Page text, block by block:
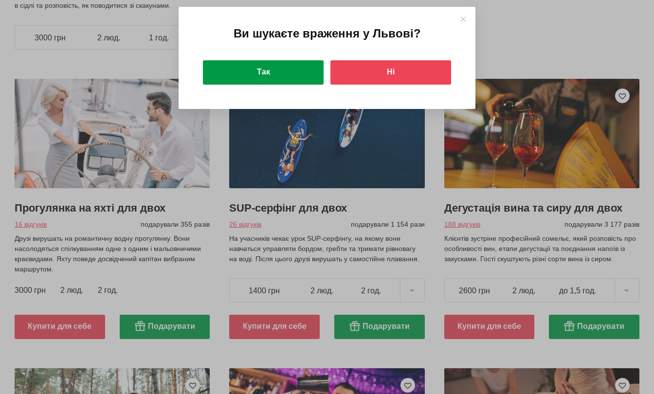
в сідлі та розповість, як поводитися зі скакунами.
3000 грн 2 люд. 1 год. Купити для себе Подарувати
Прогулянка на яхті для двох
16 відгуків
подарували 355 разів
Друзі вирушать на романтичну водну прогулянку. Вони
насолодяться спілкуванням одне з одним і мальовничими
краєвидами. Яхту поведе досвідчений капітан вибраним
маршрутом.
3000 грн 2 люд. 2 год.
Купити для себе Подарувати
SUP-серфінг для двох
26 відгуків
подарували 1 154 рази
На учасників чекає урок SUP-серфінгу, на якому вони
навчаться управляти бордом, гребти та тримати рівновагу
на воді. Після цього друзі вирушать у самостійне плавання.
1400 грн 2 люд. 2 год.
Купити для себе Подарувати
Дегустація вина та сиру для двох
188 відгуків
подарували 3 177 разів
Клієнтів зустріне професійний сомельє, який розповість про
особливості вин, етапи дегустації та поєднання напоїв із
закусками. Гості скуштують різні сорти вина із сиром.
2600 грн 2 люд. до 1,5 год.
Купити для себе Подарувати
Ви шукаєте враження у Львові?
Так Ні